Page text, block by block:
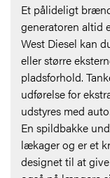
Et pålideligt
generatoren altid
West Diesel kan
eller større
pladsforhold.
udførelse for
udstyres med
En spildbakke
lækager og er et
designet til at